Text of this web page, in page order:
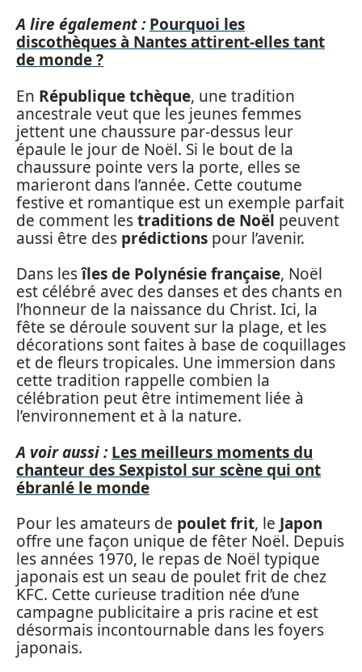
A lire également : Pourquoi les
discothèques à Nantes attirent-elles tant
de monde ?
En République tchèque, une tradition
ancestrale veut que les jeunes femmes
jettent une chaussure par-dessus leur
épaule le jour de Noël. Si le bout de la
chaussure pointe vers la porte, elles se
marieront dans l’année. Cette coutume
festive et romantique est un exemple parfait
de comment lestraditions de Noël peuvent
aussi être des prédictions pour l’avenir.
Dans lesîles de Polynésie française, Noël
est célébré avec des danses et des chants en
l’honneur de la naissance du Christ. Ici, la
fête se déroule souvent sur la plage, et les
décorations sont faites à base de coquillages
et de fleurs tropicales. Une immersion dans
cette tradition rappelle combien la
célébration peut être intimement liée à
l’environnement et à la nature.
A voir aussi : Les meilleurs moments du
chanteur des Sexpistol sur scène qui ont
ébranlé le monde
Pour les amateurs de poulet frit, le Japon
offre une façon unique de fêter Noël. Depuis
les années 1970, le repas de Noël typique
japonais est un seau de poulet frit de chez
KFC. Cette curieuse tradition née d’une
campagne publicitaire a pris racine et est
désormais incontournable dans les foyers
japonais.